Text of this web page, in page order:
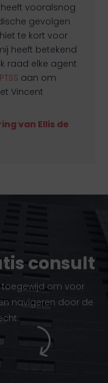
vooralsnog
gevolgen
te kort voor
heeft betekend
raad elke agent
PTSS aan om
Vincent
van Ellis de
consult
toegewijd om voor
navigeren door de